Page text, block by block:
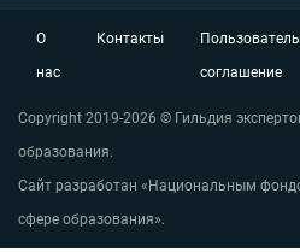
Copyright 2019-2026 © Гильдия
образования.
Сайт разработан «Национальным
сфере образования».
О
нас
Контакты
соглашение